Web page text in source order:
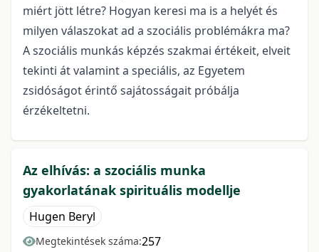
miért jött létre? Hogyan keresi ma is a helyét és
milyen válaszokat ad a szociális problémákra ma?
A szociális munkás képzés szakmai értékeit, elveit
tekinti át valamint a speciális, az Egyetem
zsidóságot érintő sajátosságait próbálja
érzékeltetni.
Az elhívás: a szociális munka
gyakorlatának spirituális modellje
Hugen Beryl
Megtekintések száma:257